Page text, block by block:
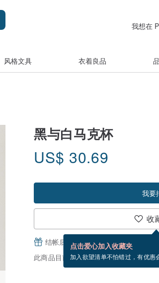
我想在
风格文具 衣着良品
黑与白马克杯
US$ 30.69
我要
收
点击爱心加入收藏夹
加入欲望清单不怕错过，有优惠
结帐后填写并分享，免费帮你寄送
此商品目前没现货，你可以按“我要排队